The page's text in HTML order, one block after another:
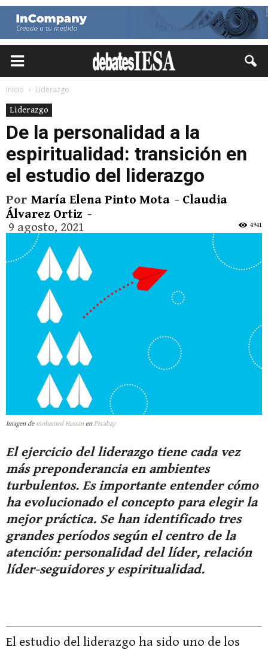
Inicio
Liderazgo
Liderazgo
De la personalidad a la
espiritualidad: transición en
el estudio del liderazgo
Por María Elena Pinto Mota - Claudia
Álvarez Ortiz -
9 agosto, 2021
4941
Imagen demohamed Hassan enPixabay
El ejercicio del liderazgo tiene cada vez
más preponderancia en ambientes
turbulentos. Es importante entender cómo
ha evolucionado el concepto para elegir la
mejor práctica. Se han identificado tres
grandes períodos según el centro de la
atención: personalidad del líder, relación
líder-seguidores y espiritualidad.
El estudio del liderazgo ha sido uno de los